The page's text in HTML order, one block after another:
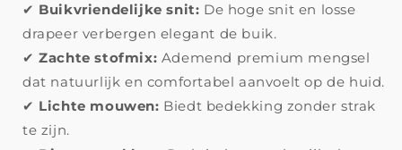
✔ Buikvriendelijke snit: De hoge snit en losse
drapeer verbergen elegant de buik.
✔Zachte stofmix: Ademend premium mengsel
dat natuurlijk en comfortabel aanvoelt op de huid.
✔ Lichte mouwen: Biedt bedekking zonder strak
te zijn.